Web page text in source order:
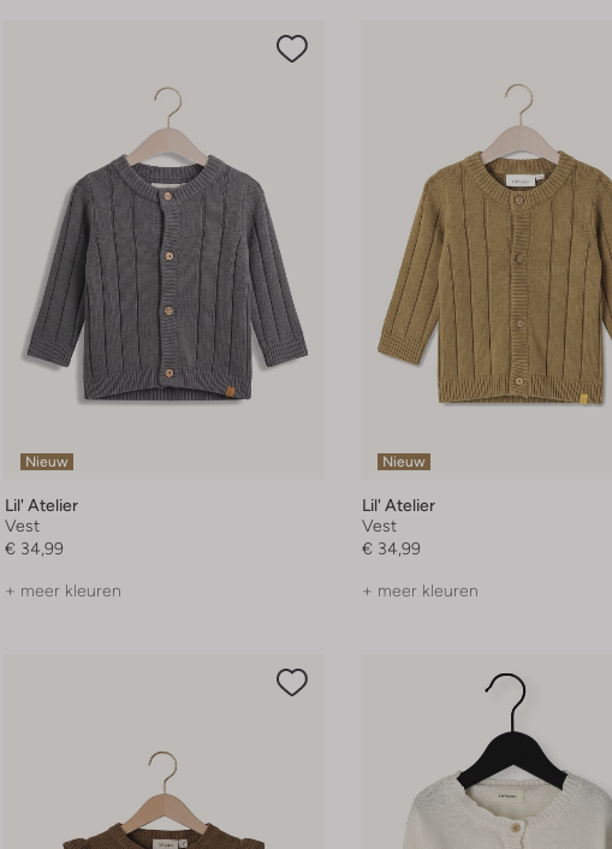
Nieuw
Lil' Atelier
Vest
€ 34,99
+ meer kleuren
Nieuw
Lil' Atelier
Vest
€ 34,99
+ meer kleuren